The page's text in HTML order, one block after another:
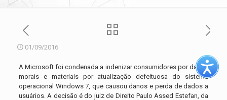
01/09/2016
A Microsoft foi condenada a indenizar consumidores por danos
morais e materiais por atualização defeituosa do sistema
operacional Windows 7, que causou danos e perda de dados a
usuários. A decisão é do juiz de Direito Paulo Assed Estefan, da